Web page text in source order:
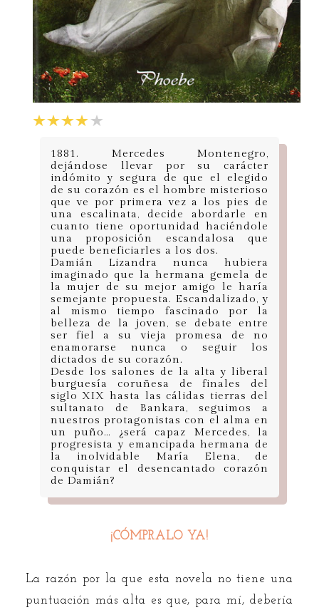
1881. Mercedes Montenegro,
dejándose llevar por su carácter
indómito y segura de que el elegido
de su corazón es el hombre misterioso
que ve por primera vez a los pies de
una escalinata, decide abordarle en
cuanto tiene oportunidad haciéndole
una proposición escandalosa que
puede beneficiarles a los dos.
Damián Lizandra nunca hubiera
imaginado que la hermana gemela de
la mujer de su mejor amigo le haría
semejante propuesta. Escandalizado, y
al mismo tiempo fascinado por la
belleza de la joven, se debate entre
ser fiel a su vieja promesa de no
enamorarse nunca o seguir los
dictados de su corazón.
Desde los salones de la alta y liberal
burguesía coruñesa de finales del
siglo XIX hasta las cálidas tierras del
sultanato de Bankara, seguimos a
nuestros protagonistas con el alma en
un puño… ¿será capaz Mercedes, la
progresista y emancipada hermana de
la inolvidable María Elena, de
conquistar el desencantado corazón
de Damián?
¡CÓMPRALO YA!
La razón por la que esta novela no tiene una
puntuación más alta es que, para mí, debería